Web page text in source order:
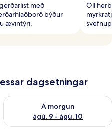
með
býður
ævintýri.
Öll
dagsetningar
9
Á morgun
ágú. 9 - ágú. 10
Athuga framboð á morgun